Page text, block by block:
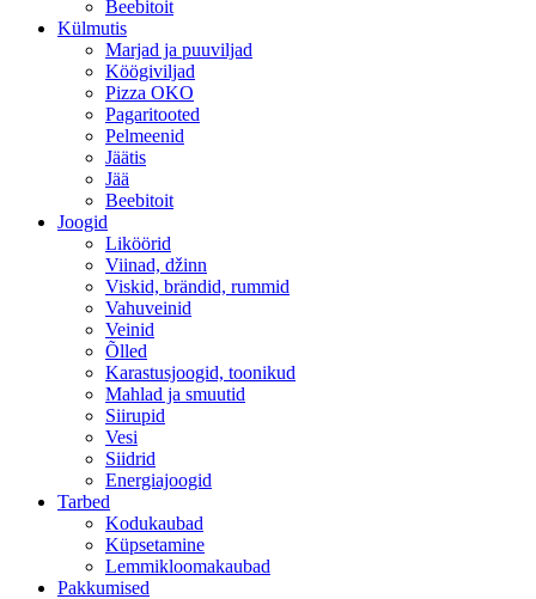
Beebitoit
Külmutis
Marjad ja puuviljad
Köögiviljad
Pizza OKO
Pagaritooted
Pelmeenid
Jäätis
Jää
Beebitoit
Joogid
Liköörid
Viinad, džinn
Viskid, brändid, rummid
Vahuveinid
Veinid
Õlled
Karastusjoogid, toonikud
Mahlad ja smuutid
Siirupid
Vesi
Siidrid
Energiajoogid
Tarbed
Kodukaubad
Küpsetamine
Lemmikloomakaubad
Pakkumised